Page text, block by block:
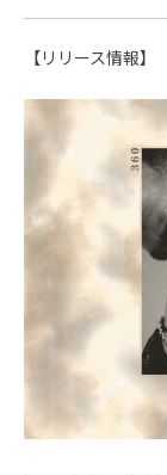
【リリース情報】